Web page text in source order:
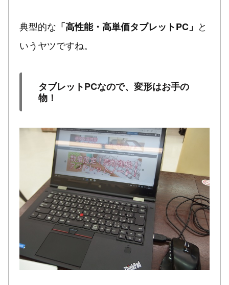
典型的な 「高性能・高単価タブレットPC」 と
いうヤツですね。
タブレットPCなので、変形はお手の
物！